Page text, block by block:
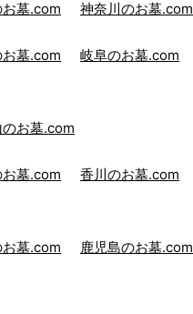
墓.com 神奈川のお墓.com
墓.com
岐阜のお墓.com
お墓.com
墓.com
香川のお墓.com
墓.com
鹿児島のお墓.com